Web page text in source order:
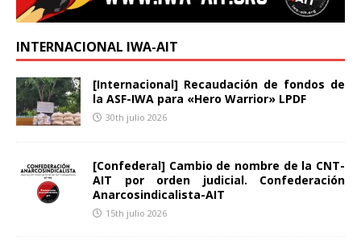
INTERNACIONAL IWA-AIT
[Internacional] Recaudación de fondos de
la ASF-IWA para «Hero Warrior» LPDF
30th julio 2026
[Confederal] Cambio de nombre de la CNT-
AIT por orden judicial. Confederación
Anarcosindicalista-AIT
15th julio 2026